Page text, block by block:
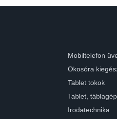
Mobiltelefon
Okosóra
Tablet tokok
Tablet,
Irodatechnika